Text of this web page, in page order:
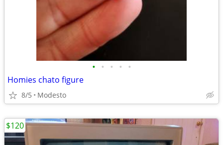
• • • • •
Homies chato figure
8/5 Modesto
$120